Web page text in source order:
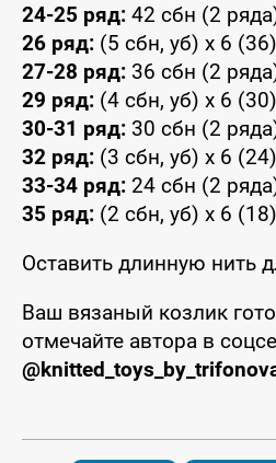
24-25 ряд: 42 сбн (2
26 ряд: (5 сбн, уб) x 6 (36)
27-28 ряд: 36 сбн (2
29 ряд: (4 сбн, уб) x 6 (30)
30-31 ряд: 30 сбн (2
32 ряд: (3 сбн, уб) x 6 (24)
33-34 ряд: 24 сбн (2
35 ряд: (2 сбн, уб) x 6 (18)
Оставить длинную нить
Ваш вязаный козлик
отмечайте автора в